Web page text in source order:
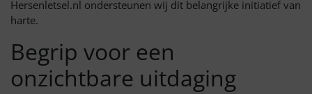
Hersenletsel.nl ondersteunen wij dit belangrijke initiatief van
harte.
Begrip voor een
onzichtbare uitdaging